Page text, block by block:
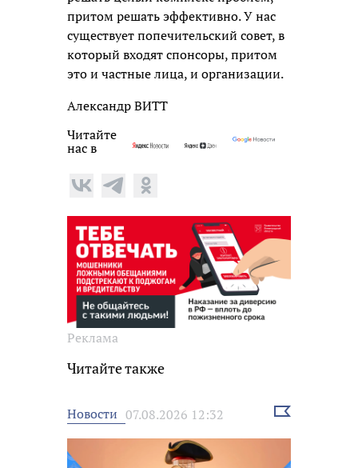
притом решать эффективно. У нас
существует попечительский совет, в
который входят спонсоры, притом
это и частные лица, и организации.
Александр ВИТТ
Читайте
нас в
Реклама
Читайте также
Новости 07.08.2026 12:32
Выбрать